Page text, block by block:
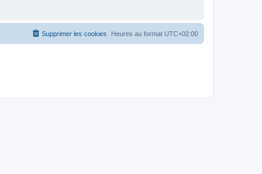
Heures au format UTC+02:00
Supprimer les cookies